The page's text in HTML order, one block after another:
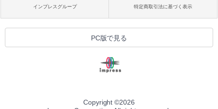
インプレスグループ 特定商取引法に基づく表示
PC版で見る
Copyright ©2026